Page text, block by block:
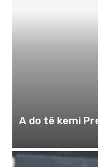
A do të kemi